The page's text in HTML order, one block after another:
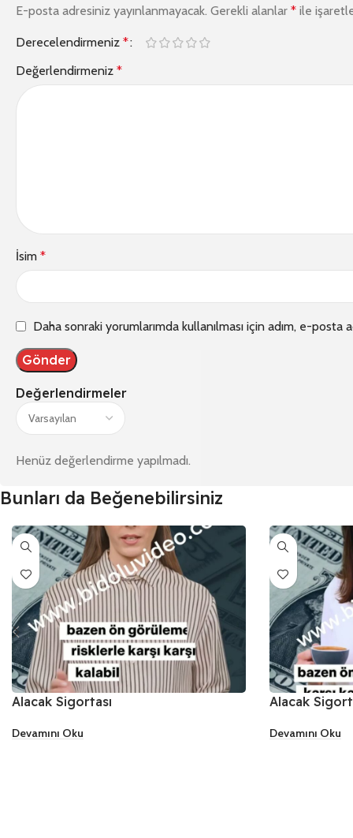
Değerlendirmeler
Henüz değerlendirme yapılmadı.
E-posta adresiniz yayınlanmayacak. Gerekli alanlar * ile
Derecelendirmeniz *
Değerlendirmeniz *
İsim *
Daha sonraki yorumlarımda kullanılması için adım, e-
Bunları da Beğenebilirsiniz
Alacak Sigortası
Devamını Oku
Alacak
Devamını Oku